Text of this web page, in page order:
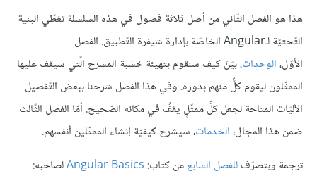
هذا هو الفصل الثّاني من أصل ثلاثة فصول في هذه السلسلة تغطّي البنية
التّحتيّة لـAngular الخاصّة بإدارة شيفرة التّطبيق. الفصل
الأوّل،الوحدات، بيّنَ كيف سنقوم بتهيئة خشبة المسرح الّتي سيقف عليها
الممثّلون ليقوم كلٌّ منهم بدوره. وفي هذا الفصل شرحنا ببعض التّفصيل
الآليّات المتاحة لجعل كلِّ ممثّلٍ يقفُ في مكانه الصّحيح. أمّا الفصل الثّالث
ضمن هذا المجال،الخدمات، سيشرح كيفيّة إنشاء الممثّلين أنفسهم.
ترجمة وبتصرّفللفصل السابعمن كتاب: Angular Basicsلصاحبه: